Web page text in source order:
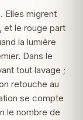
Elles migrent
et le rouge part
la lumière
Dans le
tout lavage ;
retouche au
se compte
le nombre de